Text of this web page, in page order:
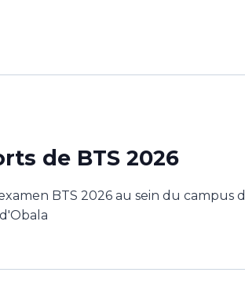
de BTS 2026
BTS 2026 au sein du campus